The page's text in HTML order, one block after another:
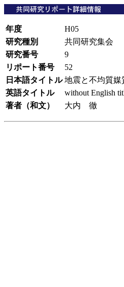
年度
H05
研究種別
共同研究集会
研究番号
9
リポート番号
52
日本語タイトル 地震と不均質
英語タイトル
without English
著者（和文）
大内 徹